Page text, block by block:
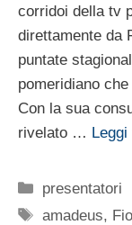
corridoi della tv
direttamente da
puntate
pomeridiano
Con la sua
rivelato …
Categorie
presentatori
Tag
amadeus,